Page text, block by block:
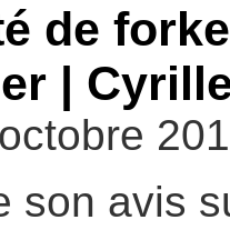
de
|
son avis